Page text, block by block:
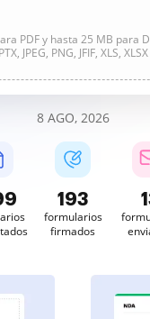
PDF y hasta 25 MB para
JPEG, PNG, JFIF, XLS,
8 AGO, 2026
193
formularios
firmados